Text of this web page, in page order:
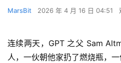
MarsBit 2026 年 4 月 16 日 04:51
连续两天，GPT 之父 Sam
人，一伙朝他家扔了燃烧瓶，一